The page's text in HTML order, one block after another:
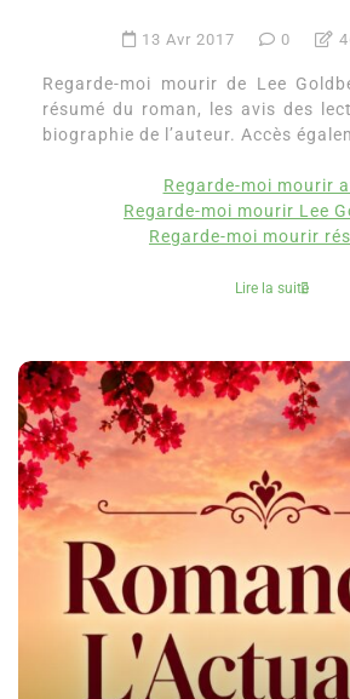
13 Avr 2017 0
Regarde-moi mourir de Lee
résumé du roman, les avis des
biographie de l’auteur. Accès
Regarde-moi mourir
Regarde-moi mourir Lee
Regarde-moi mourir
Lire la suite